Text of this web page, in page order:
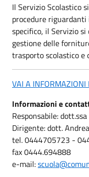
Il Servizio Scolastico
procedure
specifico, il Servizio
gestione delle
trasporto scolastico e
VAI A
Informazioni e
Responsabile:
Dirigente: dott.
tel. 0444705723 -
fax 0444.694888
e-mail: